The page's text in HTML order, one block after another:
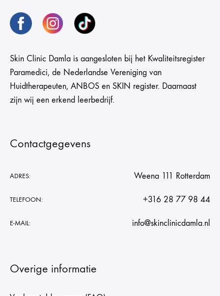
Skin Clinic Damla is aangesloten bij het Kwaliteitsregister
Paramedici, de Nederlandse Vereniging van
Huidtherapeuten, ANBOS en SKIN register. Daarnaast
zijn wij een erkend leerbedrijf.
Contactgegevens
ADRES: Weena 111 Rotterdam
TELEFOON: +316 28 77 98 44
E-MAIL: info@skinclinicdamla.nl
Overige informatie